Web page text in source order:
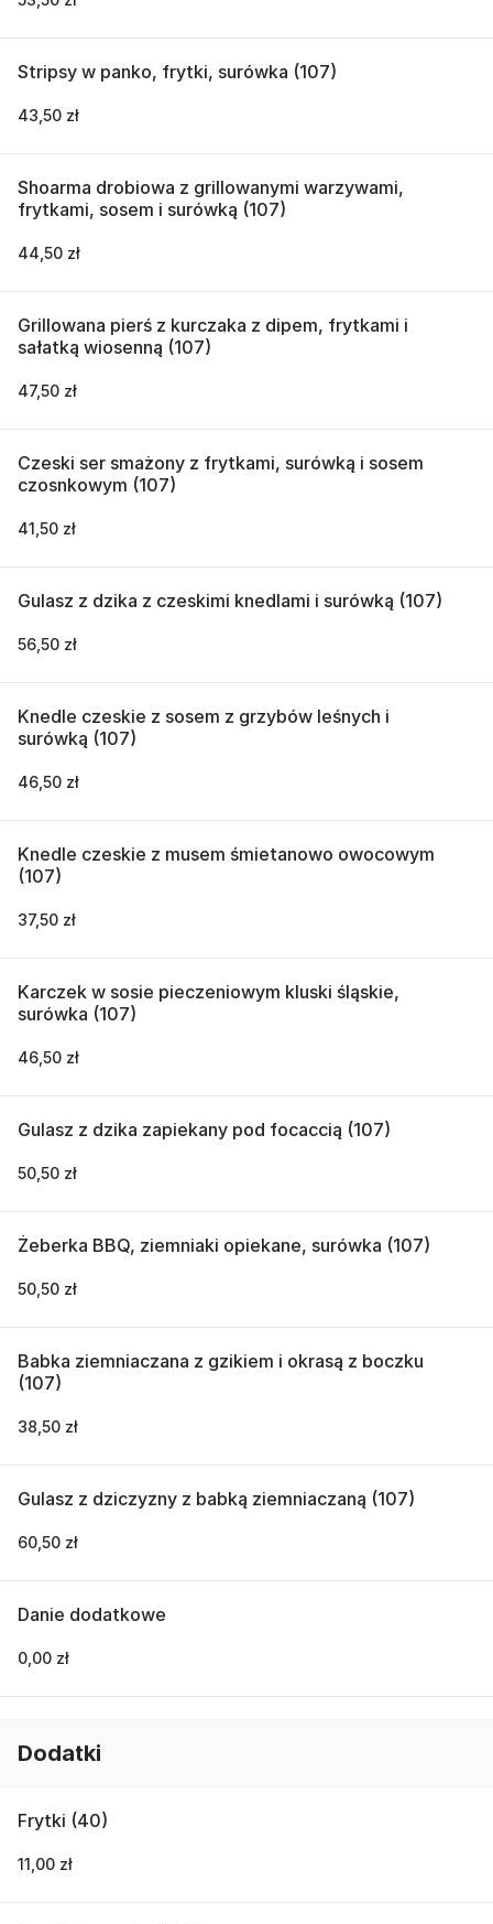
Stripsy w panko, frytki, surówka (107)
43,50 zł
Shoarma drobiowa z grillowanymi warzywami,
frytkami, sosem i surówką (107)
44,50 zł
Grillowana pierś z kurczaka z dipem, frytkami i
sałatką wiosenną (107)
47,50 zł
Czeski ser smażony z frytkami, surówką i sosem
czosnkowym (107)
41,50 zł
Gulasz z dzika z czeskimi knedlami i surówką (107)
56,50 zł
Knedle czeskie z sosem z grzybów leśnych i
surówką (107)
46,50 zł
Knedle czeskie z musem śmietanowo owocowym
(107)
37,50 zł
Karczek w sosie pieczeniowym kluski śląskie,
surówka (107)
46,50 zł
Gulasz z dzika zapiekany pod focaccią (107)
50,50 zł
Żeberka BBQ, ziemniaki opiekane, surówka (107)
50,50 zł
Babka ziemniaczana z gzikiem i okrasą z boczku
(107)
38,50 zł
Gulasz z dziczyzny z babką ziemniaczaną (107)
60,50 zł
Danie dodatkowe
0,00 zł
Dodatki
Frytki (40)
11,00 zł